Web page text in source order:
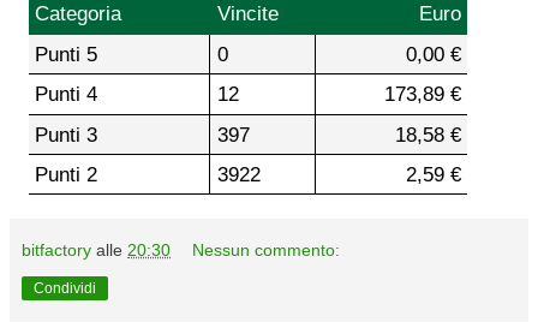
Categoria Vincite
Euro
Punti 5
0
0,00 €
Punti 4
12
173,89 €
Punti 3
397
18,58 €
Punti 2
3922 2,59 €
bitfactory alle 20:30 Nessun commento:
Condividi